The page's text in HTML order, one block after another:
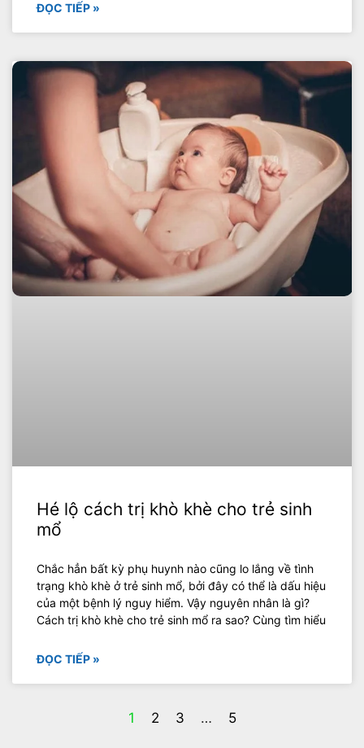
ĐỌC TIẾP »
Hé lộ cách trị khò khè cho trẻ sinh
mổ
Chắc hẳn bất kỳ phụ huynh nào cũng lo lắng về tình
trạng khò khè ở trẻ sinh mổ, bởi đây có thể là dấu hiệu
của một bệnh lý nguy hiểm. Vậy nguyên nhân là gì?
Cách trị khò khè cho trẻ sinh mổ ra sao? Cùng tìm hiểu
ĐỌC TIẾP »
1 2 3 … 5